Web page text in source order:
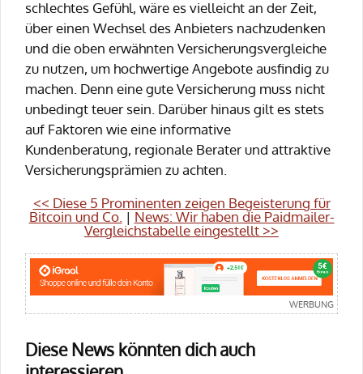
schlechtes Gefühl, wäre es vielleicht an der Zeit,
über einen Wechsel des Anbieters nachzudenken
und die oben erwähnten Versicherungsvergleiche
zu nutzen, um hochwertige Angebote ausfindig zu
machen. Denn eine gute Versicherung muss nicht
unbedingt teuer sein. Darüber hinaus gilt es stets
auf Faktoren wie eine informative
Kundenberatung, regionale Berater und attraktive
Versicherungsprämien zu achten.
<< Diese 5 Prominenten zeigen Begeisterung für
Bitcoin und Co. | News: Wir haben die Paidmailer-
Vergleichstabelle eingestellt >>
Diese News könnten dich auch